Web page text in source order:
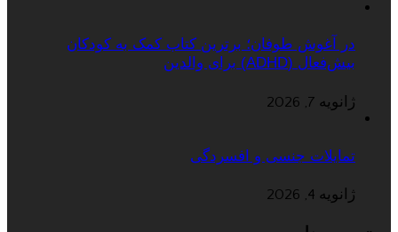
در آغوش طوفان؛ برترین کتاب کمک به کودکان
بیش‌فعال (ADHD) برای والدین
ژانویه 7, 2026
تمایلات جنسی و افسردگی
ژانویه 4, 2026